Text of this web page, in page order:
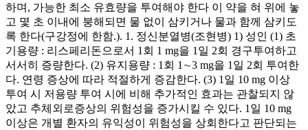
하며, 가능한 최소 유효량을 투여해야 한다 이 약을 혀 위에 놓
고 몇 초 이내에 붕해되면 물 없이 삼키거나 물과 함께 삼키도
록 한다(구강정에 한함.). 1. 정신분열병(조현병) 1) 성인 (1) 초
기용량 : 리스페리돈으로서 1회 1 mg을 1일 2회 경구투여하고
서서히 증량한다. (2) 유지용량 : 1회 1∼3 mg을 1일 2회 투여한
다. 연령 증상에 따라 적절하게 증감한다. (3) 1일 10 mg 이상
투여 시 저용량 투여 시에 비해 추가적인 효과는 관찰되지 않
았고 추체외로증상의 위험성을 증가시킬 수 있다. 1일 10 mg
이상은 개별 환자의 유익성이 위험성을 상회한다고 판단되는